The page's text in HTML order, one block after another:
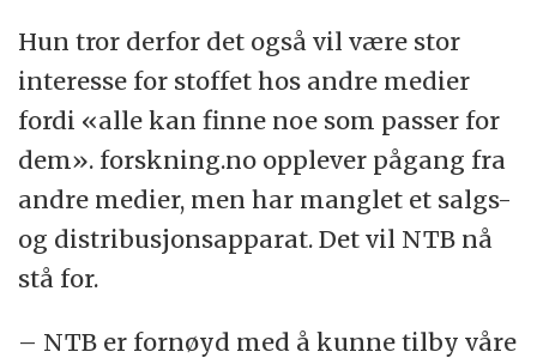
Hun tror derfor det også vil være stor
interesse for stoffet hos andre medier
fordi «alle kan finne noe som passer for
dem». forskning.no opplever pågang fra
andre medier, men har manglet et salgs-
og distribusjonsapparat. Det vil NTB nå
stå for.
– NTB er fornøyd med å kunne tilby våre